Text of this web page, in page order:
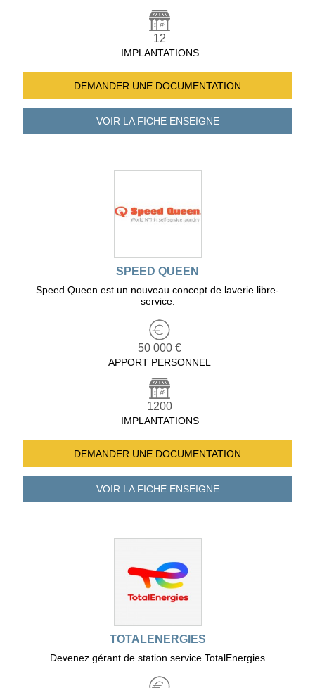
12
IMPLANTATIONS
DEMANDER UNE DOCUMENTATION
VOIR LA FICHEENSEIGNE
SPEED QUEEN
Speed Queen est un nouveau concept de laverie libre-
service.
50 000 €
APPORT PERSONNEL
1200
IMPLANTATIONS
DEMANDER UNE DOCUMENTATION
VOIR LA FICHEENSEIGNE
TOTALENERGIES
Devenez gérant de station service TotalEnergies